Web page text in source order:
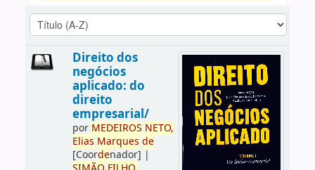
Direito dos
negócios
aplicado: do
direito
empresarial/
por MEDEIROS NETO,
Elias Marques de
[Coordenador] |